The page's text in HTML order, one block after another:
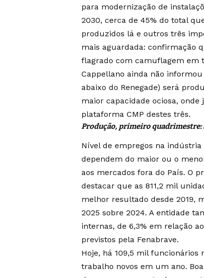
para modernização de
2030, cerca de 45% do total
produzidos lá e outros três
mais aguardada: confirmação
flagrado com camuflagem em
Cappellano ainda não
abaixo do Renegade) será
maior capacidade ociosa, onde
plataforma CMP destes três.
Produção, primeiro quadrimestre:
Nível de empregos na
dependem do maior ou o
aos mercados fora do País. O
destacar que as 811,2 mil
melhor resultado desde 2019,
2025 sobre 2024. A entidade
internas, de 6,3% em relação
previstos pela Fenabrave.
Hoje, há 109,5 mil funcionários
trabalho novos em um ano.